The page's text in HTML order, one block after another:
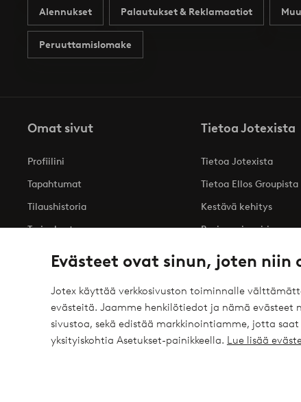
Evästeet ovat sinun, joten niin
Jotex käyttää verkkosivuston toiminnalle
evästeitä. Jaamme henkilötiedot ja nämä evästeet
sivustoa, sekä edistää markkinointiamme, jotta
yksityiskohtia Asetukset-painikkeella. Lue lisää
Alennukset Palautukset & Reklamaatiot
Peruuttamislomake
Omat sivut
Profiilini
Tapahtumat
Tilaushistoria
Tarjoukset
Tietoa Jotexista
Tietoa Jotexista
Tietoa Ellos Groupista
Kestävä kehitys
Business inquiries
Saavutettavuusseloste
Turvalliset maksut – maksa nyt tai erissä
Haluatko tietää ? elpy